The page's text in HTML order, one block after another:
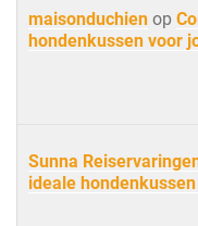
maisonduchien op
hondenkussen voor
Sunna
ideale